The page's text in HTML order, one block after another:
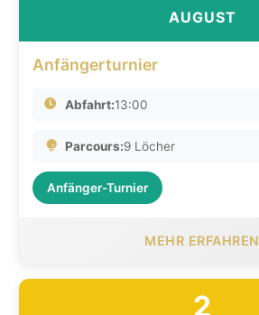
AUGUST
Anfängerturnier
Abfahrt:13:00
Parcours:9 Löcher
Anfänger-Turnier
MEHR ERFAHREN
2